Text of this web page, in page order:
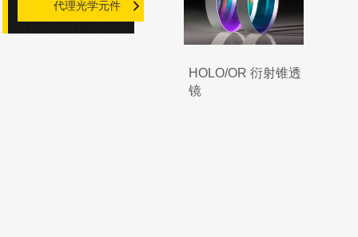
代理光学元件
HOLO/OR 衍射锥透
镜